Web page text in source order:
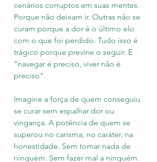
cenários corruptos em suas mentes.
Porque não deixam ir. Outras não se
curam porque a dor é o último elo
com o que foi perdido. Tudo isso é
trágico porque previne o seguir. E
"navegar é preciso, viver não é
preciso".
Imagine a força de quem conseguiu
se curar sem espalhar dor ou
vingança. A potência de quem se
superou no carisma, no caráter, na
honestidade. Sem tomar nada de
ninguém. Sem fazer mal a ninguém.